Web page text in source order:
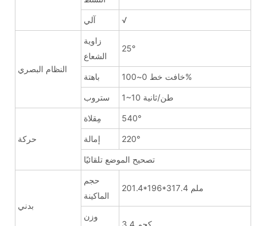
آلي √
النظام البصري
زاوية
الشعاع
25°
باهتة خافت خط 0~100%
ستروب 1~10 طن/ثانية
حركة
مِقلاة 540°
إمالة 220°
تصحيح الموضع تلقائيًا
بدني
حجم
الماكينة
201.4*196*317.4 ملم
وزن
3.4 كجم